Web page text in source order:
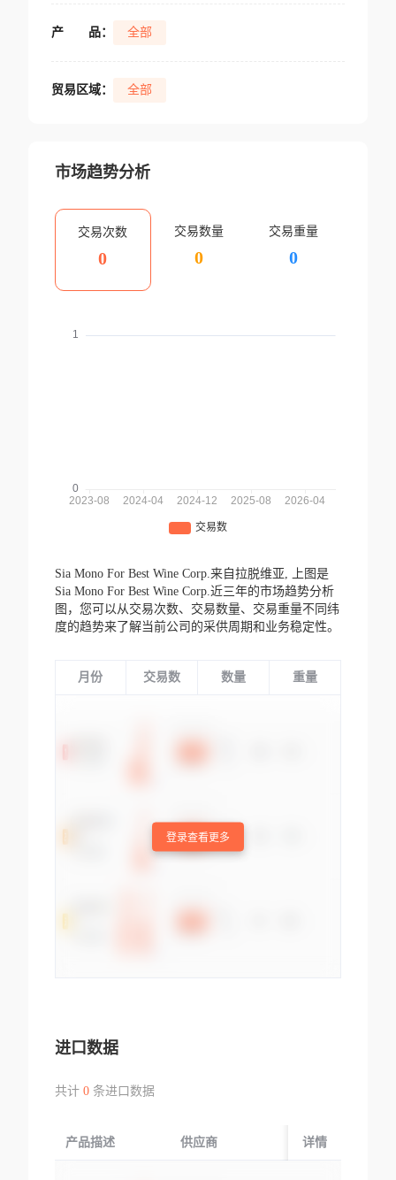
产 品： 全部
贸易区域： 全部
市场趋势分析
交易次数
0
交易数量
0
交易重量
0
Sia Mono For Best Wine Corp.来自拉脱维亚,
上图是
Sia Mono For Best Wine Corp.近三年的市场趋势分析
图，您可以从交易次数、交易数量、交易重量不同纬
度的趋势来了解当前公司的采供周期和业务稳定性。
月份 交易数 数量 重量
登录查看更多
进口数据
共计 0条进口数据
产品描述 供应商 起运国/地区
详情